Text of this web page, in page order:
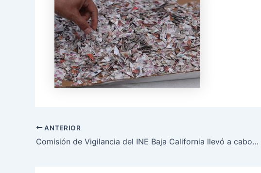
ANTERIOR
Comisión de Vigilancia del INE Baja California llevó a cabo la destrucción de 74,939 formatos de Credenciales para Votar